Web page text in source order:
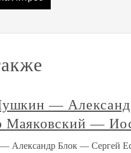
—
—
Александр Блок — Сергей